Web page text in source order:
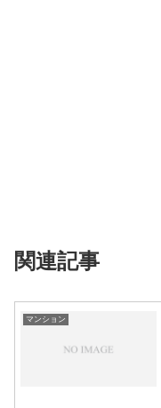
関連記事
マンション